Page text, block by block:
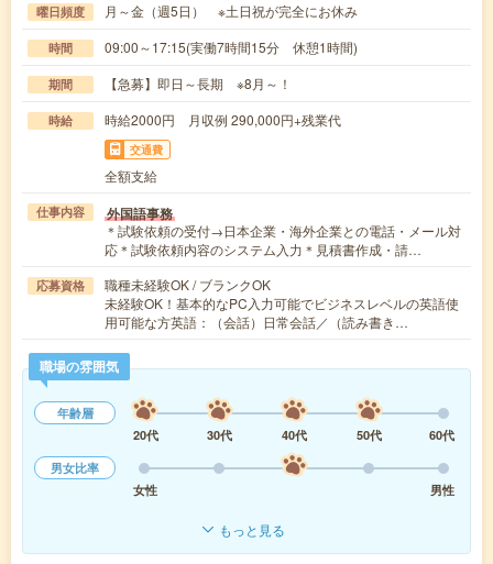
曜日頻度 月～金（週5日） ※土日祝が完全にお休み
時間 09:00～17:15(実働7時間15分 休憩1時間)
期間 【急募】即日～長期 ※8月～！
時給 時給2000円 月収例 290,000円+残業代
交通費
全額支給
仕事内容 外国語事務
＊試験依頼の受付→日本企業・海外企業との電話・メール対
応＊試験依頼内容のシステム入力＊見積書作成・請…
応募資格
職種未経験OK / ブランクOK
未経験OK！基本的なPC入力可能でビジネスレベルの英語使
用可能な方英語：（会話）日常会話／（読み書き…
職場の雰囲気
年齢層
20代
30代 40代 50代
60代
男女比率
女性
男性
もっと見る